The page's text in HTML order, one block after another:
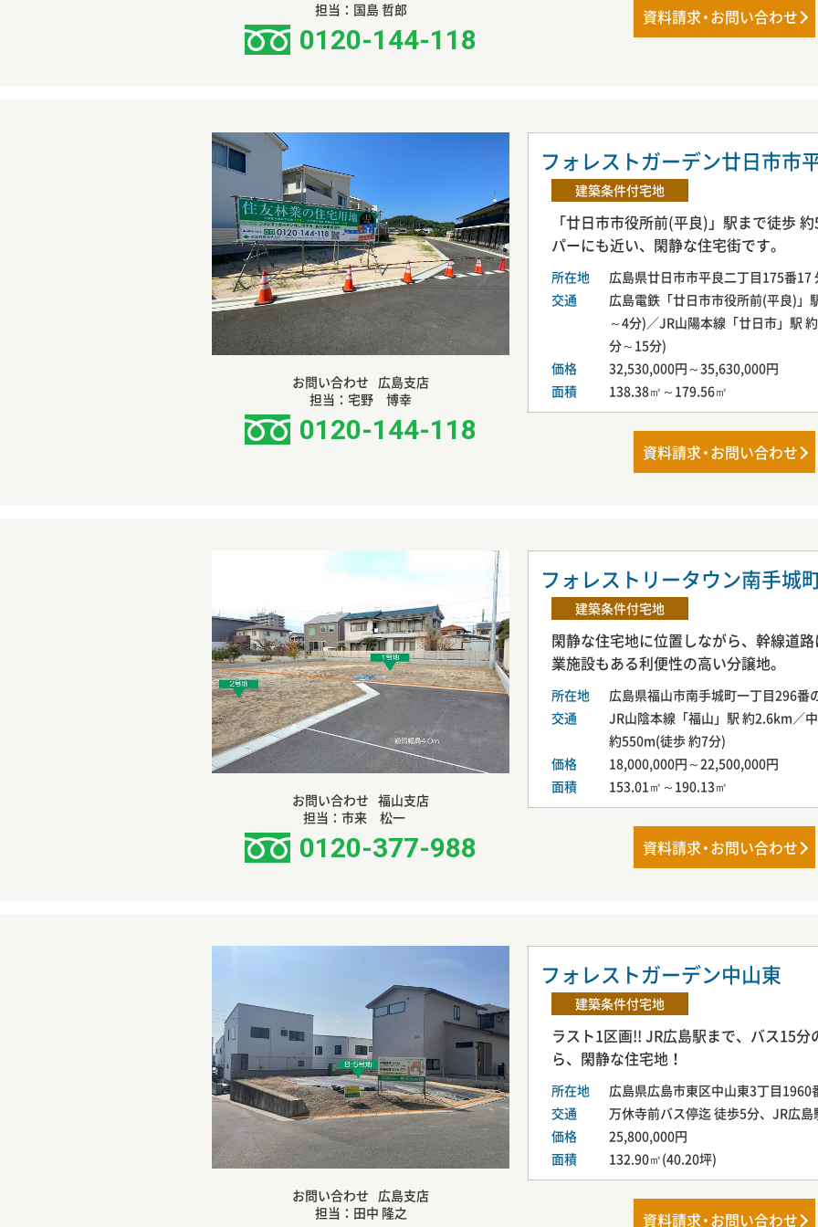
担当：国島 哲郎
0120-144-118
資料請求・お問い合わせ
お問い合わせ 広島支店
担当：宅野 博幸
0120-144-118
フォレストガーデン廿日市
建築条件付宅地
「廿日市市役所前(平良)」駅まで徒歩
パーにも近い、閑静な住宅街です。
所在地
広島県廿日市市平良二丁目175番17
交通
広島電鉄「廿日市市役所前(平良)
～4分)／JR山陽本線「廿日市」駅
分～15分)
価格
32,530,000円～35,630,000円
面積
138.38㎡～179.56㎡
資料請求・お問い合わせ
お問い合わせ 福山支店
担当：市来 松一
0120-377-988
フォレストリータウン南手城
建築条件付宅地
閑静な住宅地に位置しながら、幹線道
業施設もある利便性の高い分譲地。
所在地
広島県福山市南手城町一丁目296番
交通
JR山陰本線「福山」駅 約2.6km／
約550m(徒歩 約7分)
価格
18,000,000円～22,500,000円
面積
153.01㎡～190.13㎡
資料請求・お問い合わせ
お問い合わせ 広島支店
担当：田中 隆之
フォレストガーデン中山東
建築条件付宅地
ラスト1区画!! JR広島駅まで、バス15
ら、閑静な住宅地！
所在地
広島県広島市東区中山東3丁目1960
交通
万休寺前バス停迄 徒歩5分、JR広
価格
25,800,000円
面積
132.90㎡(40.20坪)
資料請求・お問い合わせ